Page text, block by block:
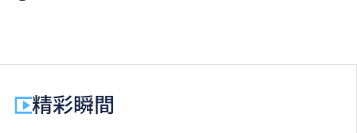
除學費外，學生須繳交其他費用如保證金及學生會年
為增強對學生的學習支援，學院或會要求部分學生修讀
精彩瞬間